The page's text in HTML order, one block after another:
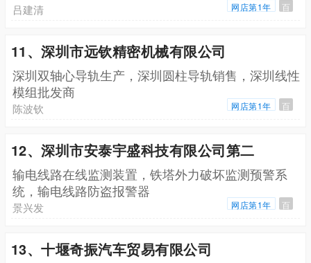
吕建清 网店第1年 百
11、深圳市远钦精密机械有限公司
深圳双轴心导轨生产，深圳圆柱导轨销售，深圳线性
模组批发商
陈波钦 网店第1年 百
12、深圳市安泰宇盛科技有限公司第二
输电线路在线监测装置，铁塔外力破坏监测预警系
统，输电线路防盗报警器
景兴发 网店第1年 百
13、十堰奇振汽车贸易有限公司